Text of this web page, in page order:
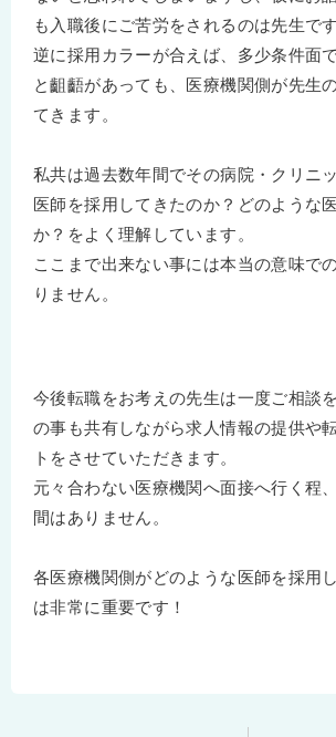
も入職後にご苦労をされるのは先生です
逆に採用カラーが合えば、多少条件面
と齟齬があっても、医療機関側が先生
てきます。
私共は過去数年間でその病院・クリニ
医師を採用してきたのか？どのような
か？をよく理解しています。
ここまで出来ない事には本当の意味で
りません。
今後転職をお考えの先生は一度ご相談
の事も共有しながら求人情報の提供や
トをさせていただきます。
元々合わない医療機関へ面接へ行く程
間はありません。
各医療機関側がどのような医師を採用
は非常に重要です！